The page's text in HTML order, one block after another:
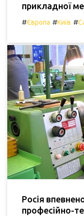
прикладної
#Європа #Київ #
Росія
професійно-